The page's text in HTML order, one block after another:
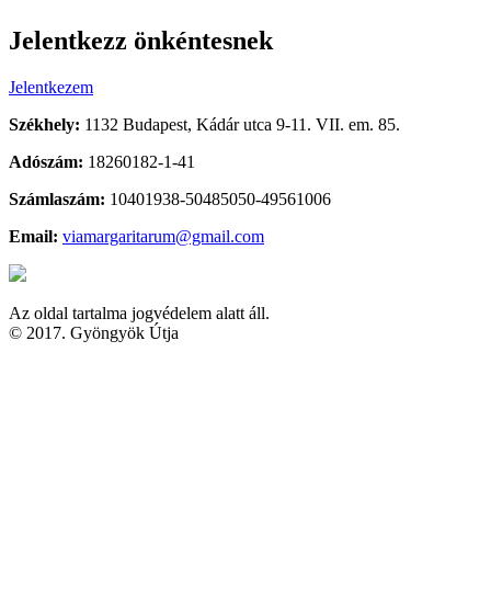
Jelentkezz önkéntesnek
Jelentkezem
Székhely: 1132 Budapest, Kádár utca 9-11. VII. em. 85.
Adószám: 18260182-1-41
Számlaszám: 10401938-50485050-49561006
Email: viamargaritarum@gmail.com
Az oldal tartalma jogvédelem alatt áll.
© 2017. Gyöngyök Útja